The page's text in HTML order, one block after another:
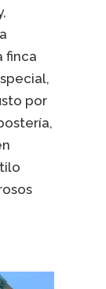
finca
por